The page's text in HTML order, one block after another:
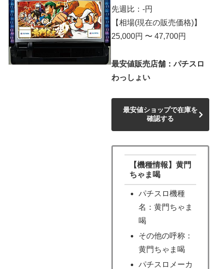
先週比：-円
【相場(現在の販売価格)】
25,000円 〜 47,700円
最安値販売店舗：パチスロ
わっしょい
最安値ショップで在庫を
確認する
【機種情報】黄門
ちゃま喝
パチスロ機種
名：黄門ちゃま
喝
その他の呼称：
黄門ちゃま喝
パチスロメーカ